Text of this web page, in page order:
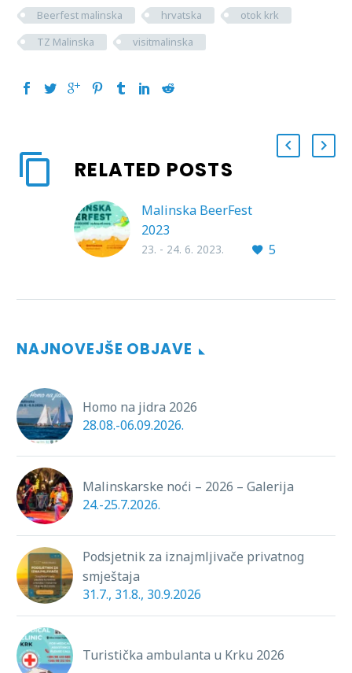
Beerfest malinska hrvatska
otok krk
TZ Malinska
visitmalinska
RELATED POSTS
Malinska BeerFest
2023
5
23. - 24. 6. 2023.
NAJNOVEJŠE OBJAVE
Homo na jidra 2026
28.08.-06.09.2026.
Malinskarske noći – 2026 – Galerija
24.-25.7.2026.
Podsjetnik za iznajmljivače privatnog
smještaja
31.7., 31.8., 30.9.2026
Turistička ambulanta u Krku 2026